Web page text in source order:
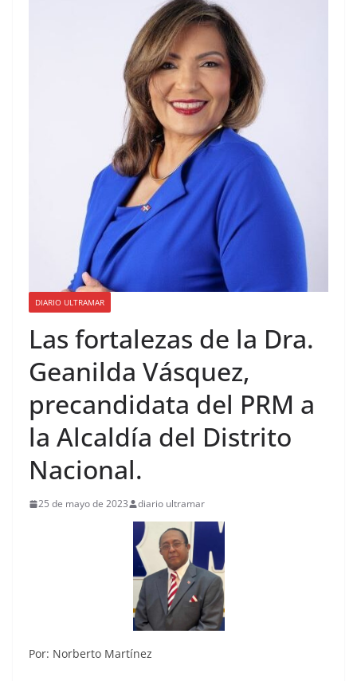
Consulado General de la
República Dominicana en
Miami y Broward
International University
suscriben acuerdo de
colaboración académica
DIARIO ULTRAMAR
Las fortalezas de la Dra.
Geanilda Vásquez,
precandidata del PRM a
la Alcaldía del Distrito
Nacional.
25 de mayo de 2023 diario ultramar
Por: Norberto Martínez